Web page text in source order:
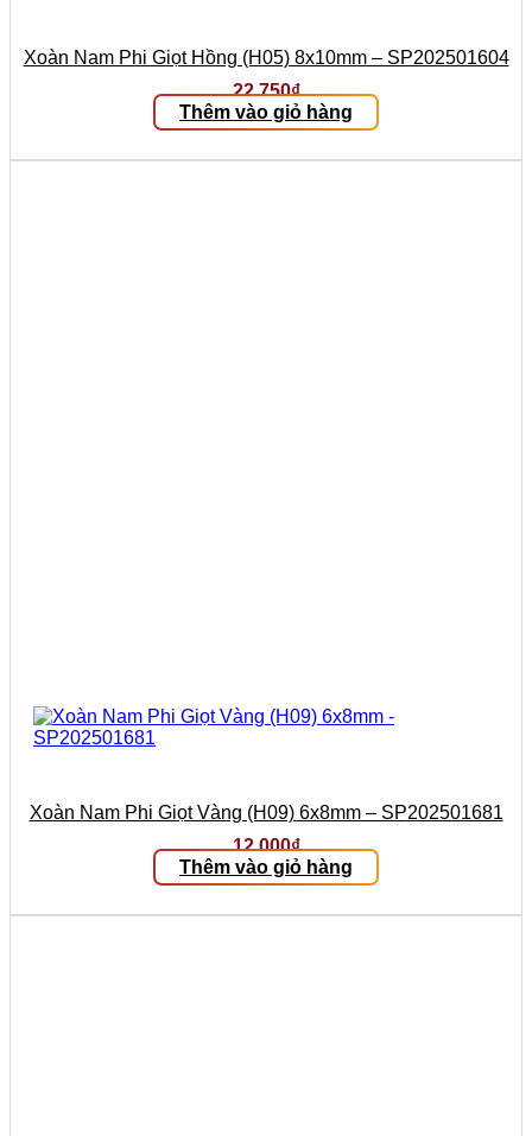
Xoàn Nam Phi Giọt Hồng (H05) 8x10mm – SP202501604
22.750₫
Thêm vào giỏ hàng
Xoàn Nam Phi Giọt Vàng (H09) 6x8mm – SP202501681
12.000₫
Thêm vào giỏ hàng